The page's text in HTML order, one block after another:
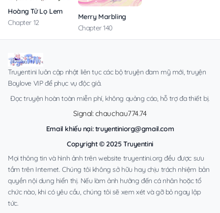
Hoàng Tử Lọ Lem
Chapter 12
Merry Marbling
Chapter 140
Truyentini luôn cập nhật liên tục các bộ truyện đam mỹ mới, truyện
Boylove VIP để phục vụ độc giả.
Đọc truyện hoàn toàn miễn phí, không quảng cáo, hỗ trợ đa thiết bị.
Signal: chauchau774.74
Email khiếu nại:truyentiniorg@gmail.com
Copyright © 2025 Truyentini
Mọi thông tin và hình ảnh trên website truyentini.org đều được sưu
tầm trên Internet. Chúng tôi không sở hữu hay chịu trách nhiệm bản
quyền nội dung hiển thị. Nếu làm ảnh hưởng đến cá nhân hoặc tổ
chức nào, khi có yêu cầu, chúng tôi sẽ xem xét và gỡ bỏ ngay lập
tức.